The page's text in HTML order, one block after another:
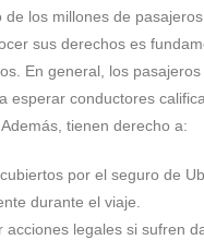
de los millones de
sus derechos es
En general, los
esperar conductores
tienen derecho a:
por el seguro de
durante el viaje.
acciones legales si sufren